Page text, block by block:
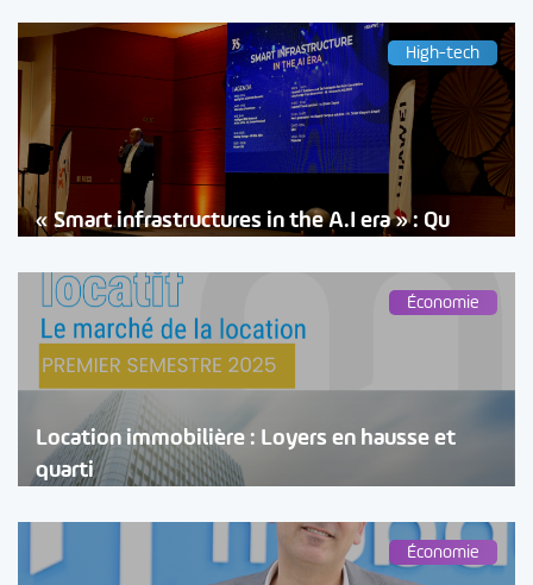
High-tech
« Smart infrastructures in the A.I era » : Qu
Économie
Location immobilière : Loyers en hausse et
quarti
Économie